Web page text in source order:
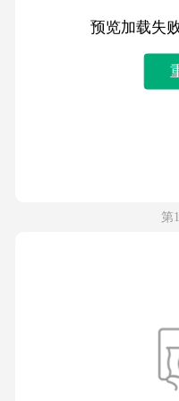
预览加载失
第